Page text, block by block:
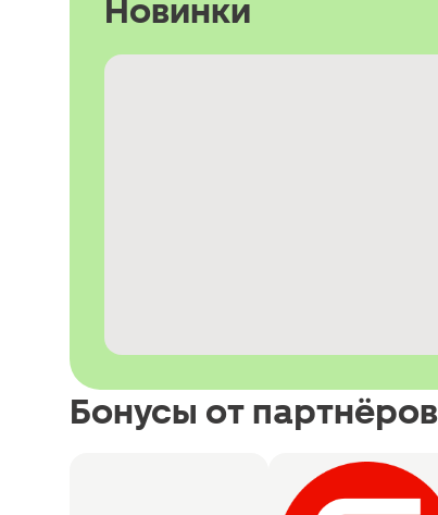
Новинки
Бонусы от партнёров